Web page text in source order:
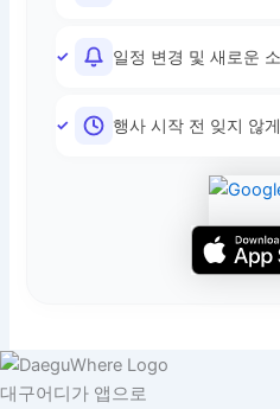
일정 변경 및 새로운
행사 시작 전 잊지 않
대구어디가 앱으로